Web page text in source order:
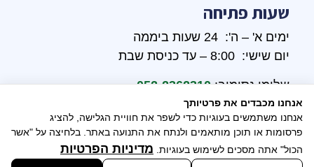
שעות פתיחה
ימים א' – ה': 24 שעות ביממה
יום שישי: 8:00 – עד כניסת שבת
שלומי נסימוב:052-2362310
אבי נסימוב:052-2646390
אנחנו מכבדים את פרטיותך
אנחנו משתמשים בעוגיות כדי לשפר את חוויית הגלישה, להציג
פרסומות או תוכן מותאמים ולנתח את התנועה באתר. בלחיצה על "אשר
הכול" אתה מסכים לשימוש בעוגיות. מדיניות הפרטיות